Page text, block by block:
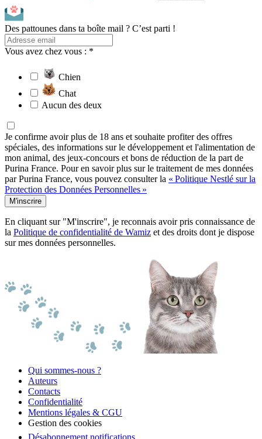
Des pattounes dans ta boîte mail ? C’est parti !
Vous avez chez vous : *
Chien
Chat
Aucun des deux
Je confirme avoir plus de 18 ans et souhaite profiter des offres
spéciales, des informations sur le développement et l'alimentation de
mon animal, des jeux-concours et bons de réduction de la part de
Purina France. Pour en savoir plus sur le traitement de mes données
par Purina France, vous pouvez consulter la « Politique Nestlé sur la
Protection des Données Personnelles »
M'inscrire
En cliquant sur "M'inscrire", je reconnais avoir pris connaissance de
la Politique de confidentialité de Wamiz et des droits dont je dispose
sur mes données personnelles.
Qui sommes-nous ?
Auteurs
Contacts
Confidentialité
Mentions légales & CGU
Gestion des cookies